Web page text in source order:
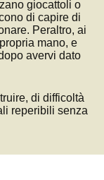
giocattoli o
di capire di
Peraltro, ai
mano, e
avervi dato
di difficoltà
reperibili senza